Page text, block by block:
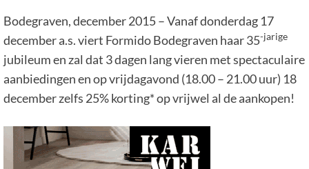
Bodegraven, december 2015 – Vanaf donderdag 17
december a.s. viert Formido Bodegraven haar 35-jarige
jubileum en zal dat 3 dagen lang vieren met spectaculaire
aanbiedingen en op vrijdagavond (18.00 – 21.00 uur) 18
december zelfs 25% korting* op vrijwel al de aankopen!